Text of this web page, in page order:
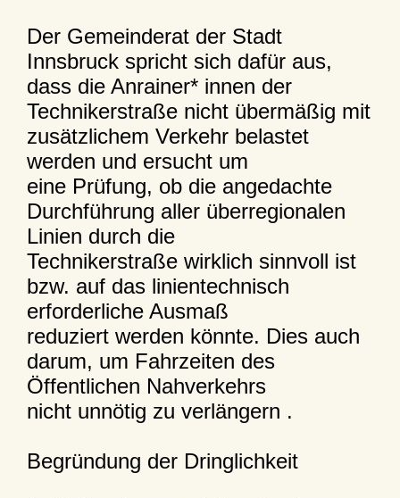
Der Gemeinderat der Stadt
Innsbruck spricht sich dafür aus,
dass die Anrainer* innen der
Technikerstraße nicht übermäßig mit
zusätzlichem Verkehr belastet
werden und ersucht um
eine Prüfung, ob die angedachte
Durchführung aller überregionalen
Linien durch die
Technikerstraße wirklich sinnvoll ist
bzw. auf das linientechnisch
erforderliche Ausmaß
reduziert werden könnte. Dies auch
darum, um Fahrzeiten des
Öffentlichen Nahverkehrs
nicht unnötig zu verlängern .
Begründung der Dringlichkeit